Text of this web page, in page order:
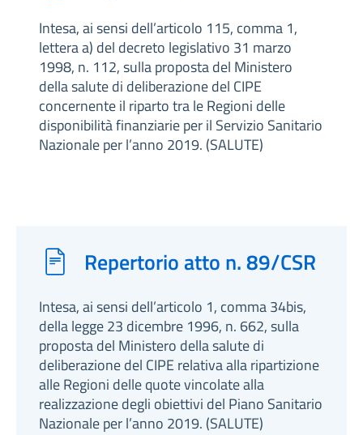
Intesa, ai sensi dell’articolo 115, comma 1,
lettera a) del decreto legislativo 31 marzo
1998, n. 112, sulla proposta del Ministero
della salute di deliberazione del CIPE
concernente il riparto tra le Regioni delle
disponibilità finanziarie per il Servizio Sanitario
Nazionale per l’anno 2019. (SALUTE)
Repertorio atto n. 89/CSR
Intesa, ai sensi dell’articolo 1, comma 34bis,
della legge 23 dicembre 1996, n. 662, sulla
proposta del Ministero della salute di
deliberazione del CIPE relativa alla ripartizione
alle Regioni delle quote vincolate alla
realizzazione degli obiettivi del Piano Sanitario
Nazionale per l’anno 2019. (SALUTE)